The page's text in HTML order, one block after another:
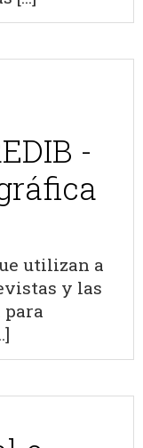
-
utilizan a
y las
para